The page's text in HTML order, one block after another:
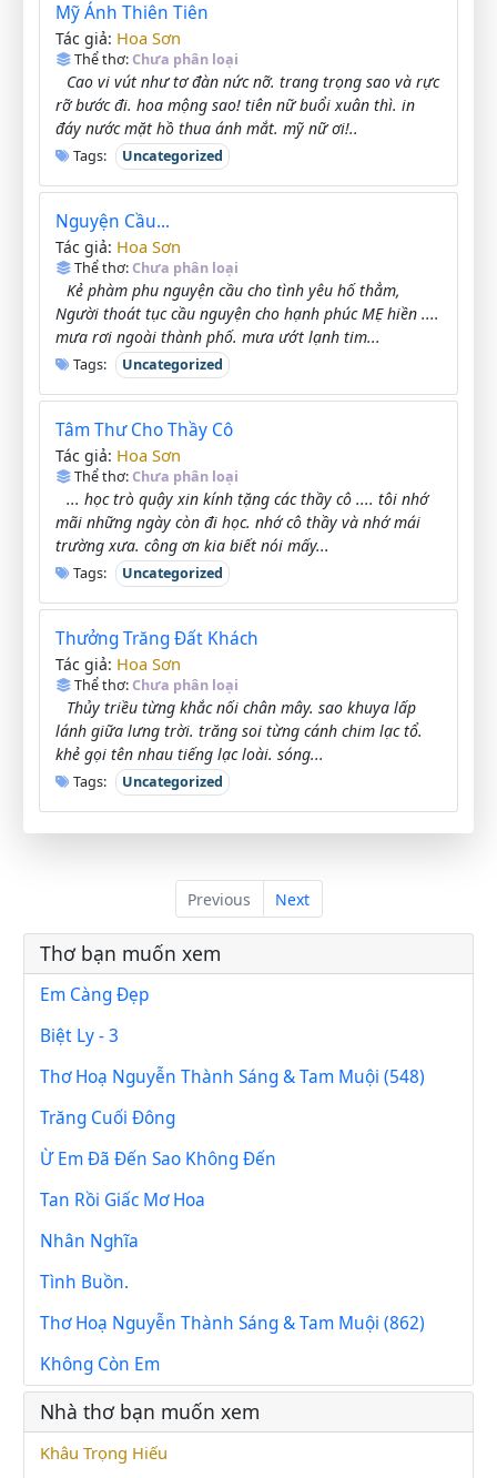
Mỹ Ánh Thiên Tiên
Tác giả: Hoa Sơn
Thể thơ:Chưa phân loại
Cao vi vút như tơ đàn nức nỡ. trang trọng sao và rực
rỡ bước đi. hoa mộng sao! tiên nữ buổi xuân thì. in
đáy nước mặt hồ thua ánh mắt. mỹ nữ ơi!..
Tags: Uncategorized
Nguyện Cầu...
Tác giả: Hoa Sơn
Thể thơ:Chưa phân loại
Kẻ phàm phu nguyện cầu cho tình yêu hố thẳm,
Người thoát tục cầu nguyện cho hạnh phúc MẸ hiền ....
mưa rơi ngoài thành phố. mưa ướt lạnh tim...
Tags: Uncategorized
Tâm Thư Cho Thầy Cô
Tác giả: Hoa Sơn
Thể thơ:Chưa phân loại
... học trò quậy xin kính tặng các thầy cô .... tôi nhớ
mãi những ngày còn đi học. nhớ cô thầy và nhớ mái
trường xưa. công ơn kia biết nói mấy...
Tags: Uncategorized
Thưởng Trăng Đất Khách
Tác giả: Hoa Sơn
Thể thơ:Chưa phân loại
Thủy triều từng khắc nối chân mây. sao khuya lấp
lánh giữa lưng trời. trăng soi từng cánh chim lạc tổ.
khẻ gọi tên nhau tiếng lạc loài. sóng...
Tags: Uncategorized
Previous Next
Thơ bạn muốn xem
Em Càng Đẹp
Biệt Ly - 3
Thơ Hoạ Nguyễn Thành Sáng & Tam Muội (548)
Trăng Cuối Đông
Ừ Em Đã Đến Sao Không Đến
Tan Rồi Giấc Mơ Hoa
Nhân Nghĩa
Tình Buồn.
Thơ Hoạ Nguyễn Thành Sáng & Tam Muội (862)
Không Còn Em
Nhà thơ bạn muốn xem
Khâu Trọng Hiếu